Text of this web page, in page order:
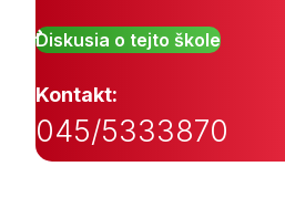
Diskusia o tejto škole
Kontakt:
045/5333870